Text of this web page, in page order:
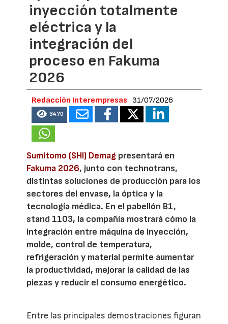
inyección totalmente
eléctrica y la
integración del
proceso en Fakuma
2026
Redacción Interempresas 31/07/2026
3470
Sumitomo (SHI) Demag presentará en
Fakuma 2026, junto con technotrans,
distintas soluciones de producción para los
sectores del envase, la óptica y la
tecnología médica. En el pabellón B1,
stand 1103, la compañía mostrará cómo la
integración entre máquina de inyección,
molde, control de temperatura,
refrigeración y material permite aumentar
la productividad, mejorar la calidad de las
piezas y reducir el consumo energético.
Entre las principales demostraciones figuran